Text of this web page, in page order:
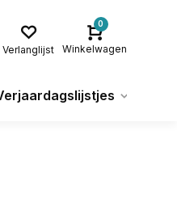
Verlanglijst
0
Winkelwagen